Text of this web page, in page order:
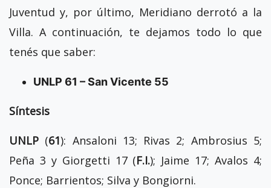
Juventud y, por último, Meridiano derrotó a la
Villa. A continuación, te dejamos todo lo que
tenés que saber:
UNLP 61 – San Vicente 55
Síntesis
UNLP (61): Ansaloni 13; Rivas 2; Ambrosius 5;
Peña 3 y Giorgetti 17 (F.I.); Jaime 17; Avalos 4;
Ponce; Barrientos; Silva y Bongiorni.